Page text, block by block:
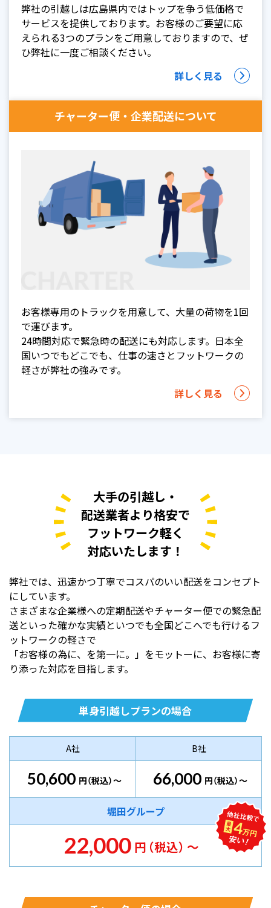
弊社の引越しは広島県内ではトップを争う低価格で
サービスを提供しております。お客様のご要望に応
えられる3つのプランをご用意しておりますので、ぜ
ひ弊社に一度ご相談ください。
詳しく見る
チャーター便・企業配送について
お客様専用のトラックを用意して、大量の荷物を1回
で運びます。
24時間対応で緊急時の配送にも対応します。日本全
国いつでもどこでも、仕事の速さとフットワークの
軽さが弊社の強みです。
詳しく見る
大手の引越し・
配送業者より格安で
フットワーク軽く
対応いたします！
弊社では、迅速かつ丁寧でコスパのいい配送をコンセプト
にしています。
さまざまな企業様への定期配送やチャーター便での緊急配
送といった確かな実績といつでも全国どこへでも行けるフ
ットワークの軽さで
「お客様の為に、を第一に。」をモットーに、お客様に寄
り添った対応を目指します。
単身引越しプランの場合
A社
50,600 円（税込）～
B社
66,000 円（税込）～
堀田グループ
22,000 円（税込）～